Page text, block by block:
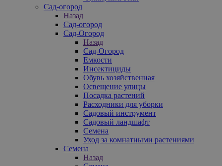
Сад-огород
Назад
Сад-огород
Сад-Огород
Назад
Сад-Огород
Емкости
Инсектициды
Обувь хозяйственная
Освещение улицы
Посадка растений
Расходники для уборки
Садовый инструмент
Садовый ландшафт
Семена
Уход за комнатными растениями
Семена
Назад